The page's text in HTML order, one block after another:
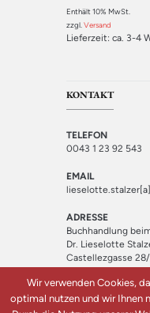
Enthält 10% MwSt.
zzgl.Versand
Lieferzeit: ca. 3-4
KONTAKT
TELEFON
0043 1 23 92 543
EMAIL
ADRESSE
Buchhandlung
Dr. Lieselotte
Castellezgasse
Wir verwenden Cookies,
optimal nutzen und wir Ihnen